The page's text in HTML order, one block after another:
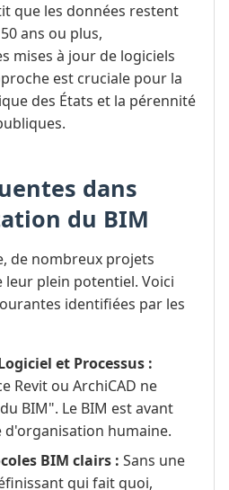
que les données restent
ans ou plus,
mises à jour de logiciels
est cruciale pour la
des États et la pérennité
dans
du BIM
de nombreux projets
plein potentiel. Voici
identifiées par les
et Processus :
Revit ou ArchiCAD ne
BIM". Le BIM est avant
humaine.
BIM clairs : Sans une
qui fait quoi,